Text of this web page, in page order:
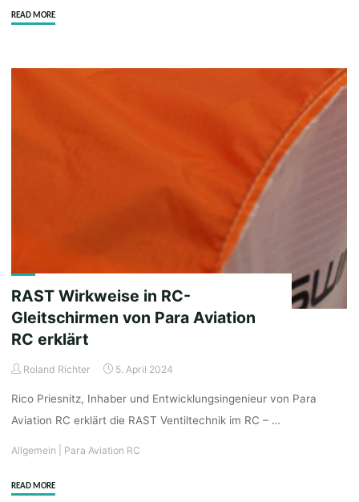
READ MORE"Cloud
Hacker
RAST Wirkweise in RC-
Gleitschirmen von Para Aviation
RC erklärt
Roland Richter 5. April 2024
Rico Priesnitz, Inhaber und Entwicklungsingenieur von Para
Aviation RC erklärt die RAST Ventiltechnik im RC – …
Allgemein Para Aviation RC
READ MORE"RAST